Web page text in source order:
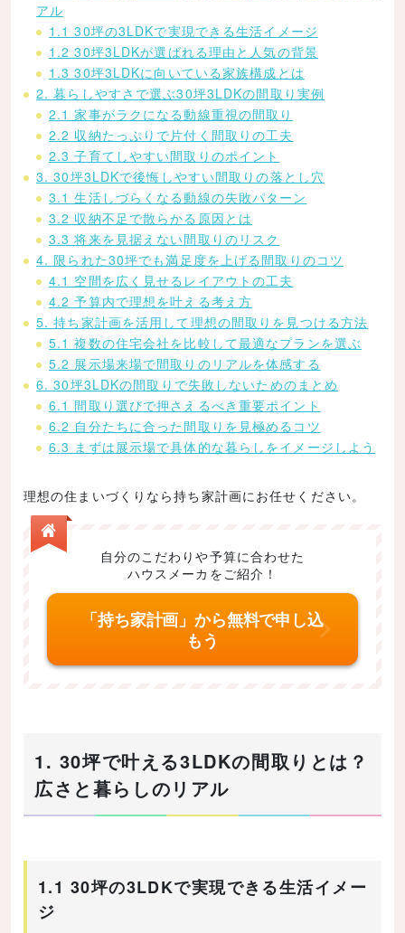
アル
1.1 30坪の3LDKで実現できる生活イメージ
1.2 30坪3LDKが選ばれる理由と人気の背景
1.3 30坪3LDKに向いている家族構成とは
2. 暮らしやすさで選ぶ30坪3LDKの間取り実例
2.1 家事がラクになる動線重視の間取り
2.2 収納たっぷりで片付く間取りの工夫
2.3 子育てしやすい間取りのポイント
3. 30坪3LDKで後悔しやすい間取りの落とし穴
3.1 生活しづらくなる動線の失敗パターン
3.2 収納不足で散らかる原因とは
3.3 将来を見据えない間取りのリスク
4. 限られた30坪でも満足度を上げる間取りのコツ
4.1 空間を広く見せるレイアウトの工夫
4.2 予算内で理想を叶える考え方
5. 持ち家計画を活用して理想の間取りを見つける方法
5.1 複数の住宅会社を比較して最適なプランを選ぶ
5.2 展示場来場で間取りのリアルを体感する
6. 30坪3LDKの間取りで失敗しないためのまとめ
6.1 間取り選びで押さえるべき重要ポイント
6.2 自分たちに合った間取りを見極めるコツ
6.3 まずは展示場で具体的な暮らしをイメージしよう
理想の住まいづくりなら持ち家計画にお任せください。
自分のこだわりや予算に合わせた
ハウスメーカをご紹介！
「持ち家計画」から無料で申し込
もう
1. 30坪で叶える3LDKの間取りとは？
広さと暮らしのリアル
1.1 30坪の3LDKで実現できる生活イメー
ジ